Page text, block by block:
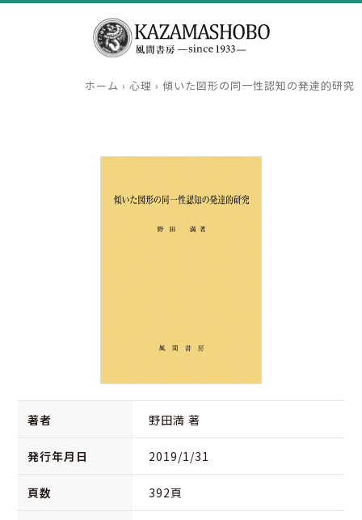
ホーム › 心理 › 傾いた図形の同一性認知の発達的研究
著者 野田満 著
発行年月日 2019/1/31
頁数 392頁